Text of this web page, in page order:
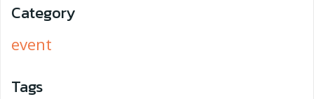
Category
event
Tags